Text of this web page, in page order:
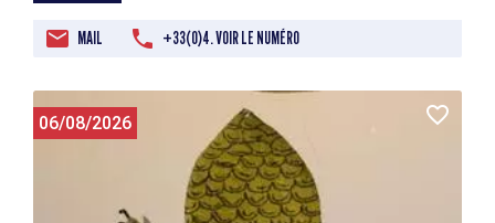
MAIL +33(0)4. VOIR LE NUMÉRO
06/08/2026